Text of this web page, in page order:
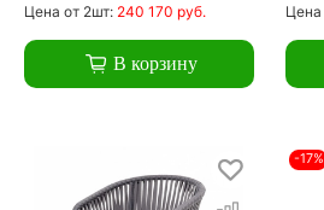
Цена от 2шт: 240 170 руб.
В корзину
Цена
-17%